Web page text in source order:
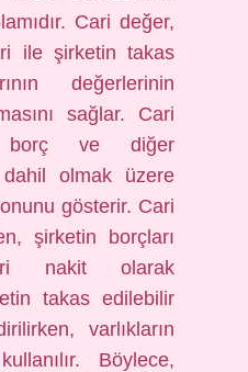
Cari değer,
ile şirketin takas
değerlerinin
sağlar. Cari
borç ve diğer
olmak üzere
gösterir. Cari
şirketin borçları
nakit olarak
takas edilebilir
varlıkların
Böylece,